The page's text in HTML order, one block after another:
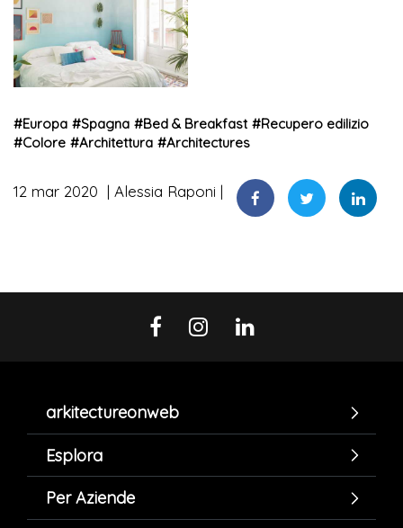
#Europa #Spagna #Bed & Breakfast #Recupero edilizio
#Colore #Architettura #Architectures
12 mar 2020 Alessia Raponi
arkitectureonweb
Esplora
Per Aziende